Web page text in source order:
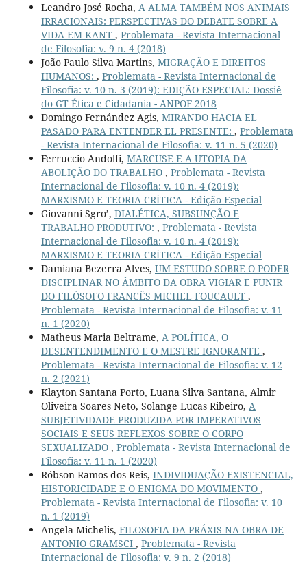
Leandro José Rocha, A ALMA TAMBÉM NOS ANIMAIS
IRRACIONAIS: PERSPECTIVAS DO DEBATE SOBRE A
VIDA EM KANT , Problemata - Revista Internacional
de Filosofia: v. 9 n. 4 (2018)
João Paulo Silva Martins, MIGRAÇÃO E DIREITOS
HUMANOS: , Problemata - Revista Internacional de
Filosofia: v. 10 n. 3 (2019): EDIÇÃO ESPECIAL: Dossiê
do GT Ética e Cidadania - ANPOF 2018
Domingo Fernández Agis, MIRANDO HACIA EL
PASADO PARA ENTENDER EL PRESENTE: , Problemata
- Revista Internacional de Filosofia: v. 11 n. 5 (2020)
Ferruccio Andolfi, MARCUSE E A UTOPIA DA
ABOLIÇÃO DO TRABALHO , Problemata - Revista
Internacional de Filosofia: v. 10 n. 4 (2019):
MARXISMO E TEORIA CRÍTICA - Edição Especial
Giovanni Sgro’, DIALÉTICA, SUBSUNÇÃO E
TRABALHO PRODUTIVO: , Problemata - Revista
Internacional de Filosofia: v. 10 n. 4 (2019):
MARXISMO E TEORIA CRÍTICA - Edição Especial
Damiana Bezerra Alves, UM ESTUDO SOBRE O PODER
DISCIPLINAR NO ÂMBITO DA OBRA VIGIAR E PUNIR
DO FILÓSOFO FRANCÊS MICHEL FOUCAULT ,
Problemata - Revista Internacional de Filosofia: v. 11
n. 1 (2020)
Matheus Maria Beltrame, A POLÍTICA, O
DESENTENDIMENTO E O MESTRE IGNORANTE ,
Problemata - Revista Internacional de Filosofia: v. 12
n. 2 (2021)
Klayton Santana Porto, Luana Silva Santana, Almir
Oliveira Soares Neto, Solange Lucas Ribeiro, A
SUBJETIVIDADE PRODUZIDA POR IMPERATIVOS
SOCIAIS E SEUS REFLEXOS SOBRE O CORPO
SEXUALIZADO , Problemata - Revista Internacional de
Filosofia: v. 11 n. 1 (2020)
Róbson Ramos dos Reis, INDIVIDUAÇÃO EXISTENCIAL,
HISTORICIDADE E O ENIGMA DO MOVIMENTO ,
Problemata - Revista Internacional de Filosofia: v. 10
n. 1 (2019)
Angela Michelis, FILOSOFIA DA PRÁXIS NA OBRA DE
ANTONIO GRAMSCI , Problemata - Revista
Internacional de Filosofia: v. 9 n. 2 (2018)